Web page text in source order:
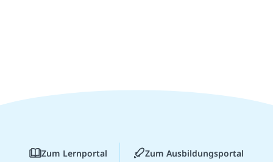
Zum Lernportal Zum Ausbildungsportal